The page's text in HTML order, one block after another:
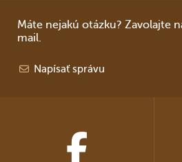
Máte nejakú otázku? Zavolajte
mail.
Napísať správu